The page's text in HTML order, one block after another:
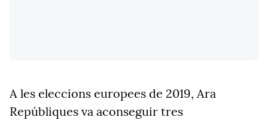
A les eleccions europees de 2019, Ara
Repúbliques va aconseguir tres